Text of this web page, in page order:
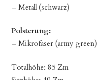
– Metall (schwarz)
Polsterung:
– Mikrofaser (army green)
Totalhöhe: 85 Zm